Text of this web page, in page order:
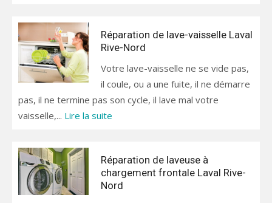
Réparation de lave-vaisselle Laval
Rive-Nord
Votre lave-vaisselle ne se vide pas,
il coule, ou a une fuite, il ne démarre
pas, il ne termine pas son cycle, il lave mal votre
vaisselle,... Lire la suite
Réparation de laveuse à
chargement frontale Laval Rive-
Nord